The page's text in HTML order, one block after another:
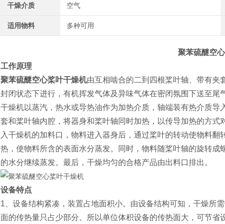
干燥介质 空气
适用物料 多种可用
聚苯硫醚空
工作原理
聚苯硫醚空心桨叶干燥机由互相啮合的二到四根桨叶轴、带有夹
封闭状态下进行，有机挥发气体及异味气体在密闭氛围下送至尾
干燥机以蒸汽，热水或导热油作为加热介质，轴端装有热介质
套和桨叶轴内腔，将器身和桨叶轴同时加热，以传导加热的方
入干燥机的加料口，物料进入器身后，通过桨叶的转动使物料
热，使物料所含的表面水分蒸发。同时，物料随桨叶轴的旋转
的水分继续蒸发。最后，干燥均匀的合格产品由出料口排出。
设备特点
1、设备结构紧凑，装置占地面积小。由设备结构可知，干燥所
面的传热量只占少部分。所以单位体积设备的传热面大，可节省